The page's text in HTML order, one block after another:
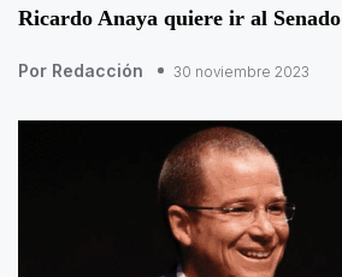
Ricardo Anaya quiere ir al Senado
Por Redacción 30 noviembre 2023